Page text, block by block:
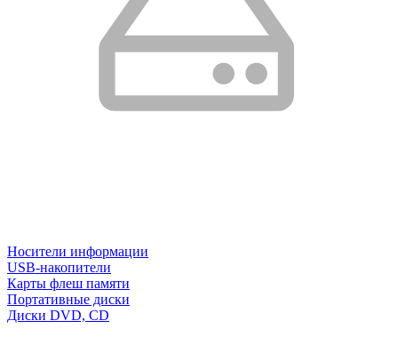
Носители информации
USB-накопители
Карты флеш памяти
Портативные диски
Диски DVD, CD